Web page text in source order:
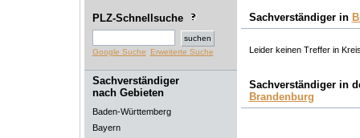
PLZ-Schnellsuche
Google Suche Erweiterte Suche
Sachverständiger
nach Gebieten
Baden-Württemberg
Bayern
Sachverständiger in
Leider keinen Treffer in
Sachverständiger in
Brandenburg